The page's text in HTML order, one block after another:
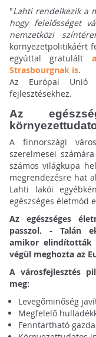
"Lahti rendelkezik a
hogy felelősséget
nemzetközi
környezetpolitikáért
egyúttal gratulált
Strasbourgnak is.
Az Európai
fejlesztésekhez.
Az
A finnországi
szerelmesei
számos világkupa
megrendezésre hat
Lahti lakói
egészséges életmód
Az egészséges
passzol. - Talán
amikor elindították
végül meghozta az
A városfejlesztés
meg:
Levegőminőség
Megfelelő
Fenntartható